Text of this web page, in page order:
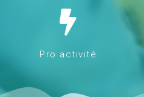
Pro activité